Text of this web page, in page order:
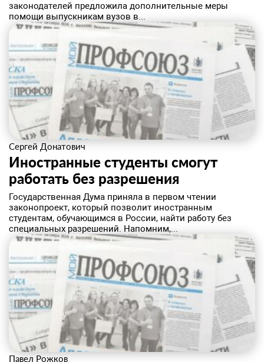
законодателей предложила дополнительные меры
помощи выпускникам вузов в...
Сергей Донатович
​Иностранные студенты смогут
работать без разрешения
Государственная Дума приняла в первом чтении
законопроект, который позволит иностранным
студентам, обучающимся в России, найти работу без
специальных разрешений. Напомним,...
Павел Рожков